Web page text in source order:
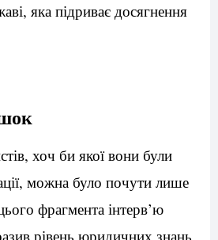
яка підриває досягнення
хоч би якої вони були
можна було почути лише
фрагмента інтерв’ю
рівень юридичних знань